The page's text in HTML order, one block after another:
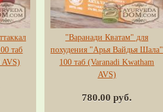
таб
AVS)
"Варанади Кватам" для
похудения "Арья Вайдья Шала"
100 таб (Varanadi Kwatham
AVS)
780.00 руб.